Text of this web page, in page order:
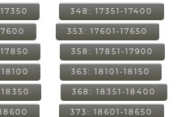
348: 17351-17400
353: 17601-17650
358: 17851-17900
363: 18101-18150
368: 18351-18400
373: 18601-18650